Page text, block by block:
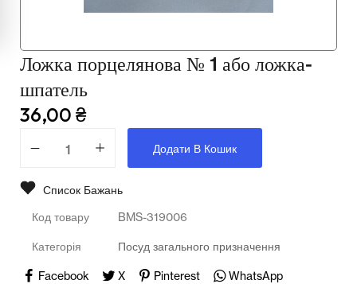
Мультимедійне обладнання
Хімія
STEM
Ложка порцелянова № 1 або ложка-
шпатель
36,00 ₴
Додати В Кошик
Список Бажань
Код товару BMS-319006
Категорія Посуд загального призначення
Facebook X Pinterest WhatsApp